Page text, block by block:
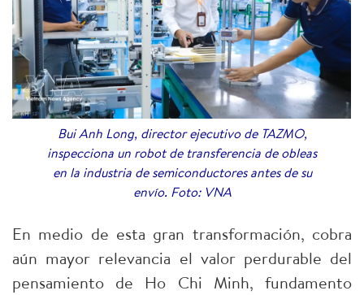
Bui Anh Long, director ejecutivo de TAZMO,
inspecciona un robot de transferencia de obleas
en la industria de semiconductores antes de su
envío. Foto: VNA
En medio de esta gran transformación, cobra
aún mayor relevancia el valor perdurable del
pensamiento de Ho Chi Minh, fundamento